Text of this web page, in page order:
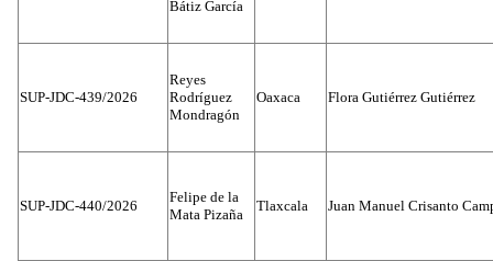
Bátiz García
SUP-JDC-439/2026
Reyes
Rodríguez
Mondragón
Oaxaca Flora Gutiérrez Gutiérrez
SUP-JDC-440/2026
Felipe de la
Mata Pizaña
Tlaxcala Juan Manuel Crisanto